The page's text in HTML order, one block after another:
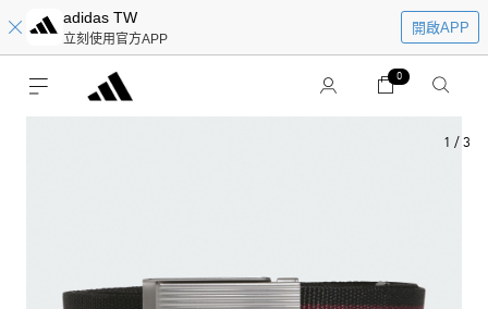
adidas TW
立刻使用官方APP
開啟APP
0
1 / 3